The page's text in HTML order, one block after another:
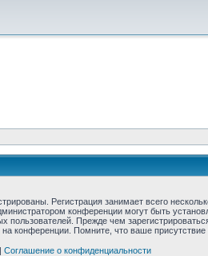
Регистрация занимает всего
конференции могут быть
пользователей. Прежде чем
конференции. Помните, что ваше
Соглашение о конфиденциальности